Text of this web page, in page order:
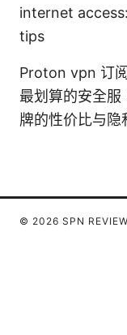
internet
tips
Proton vpn 订
最划算的安全
牌的性价比与隐
© 2026 SPN